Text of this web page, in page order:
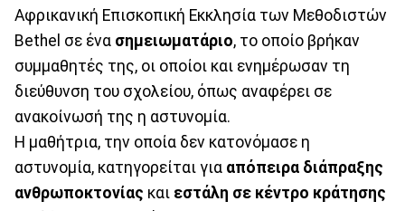
Αφρικανική Επισκοπική Εκκλησία των Μεθοδιστών
Bethel σε ένα σημειωματάριο, το οποίο βρήκαν
συμμαθητές της, οι οποίοι και ενημέρωσαν τη
διεύθυνση του σχολείου, όπως αναφέρει σε
ανακοίνωσή της η αστυνομία.
Η μαθήτρια, την οποία δεν κατονόμασε η
αστυνομία, κατηγορείται για απόπειρα διάπραξης
ανθρωποκτονίας και εστάλη σε κέντρο κράτησης